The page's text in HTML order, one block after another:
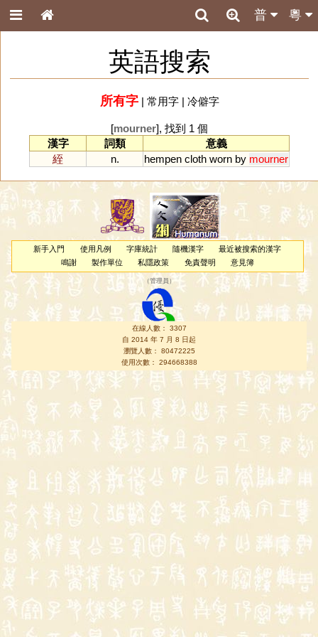
粵
普
英語搜索
所有字| 常用字| 冷僻字
[mourner], 找到 1 個
漢字
詞類
意義
絰
n. hempen cloth worn by mourner
新手入門 使用凡例 字庫統計 隨機漢字
最近被搜索的漢字
鳴謝
製作單位 私隱政策 免責聲明 意見簿
（管理員 ）
在線人數： 3307
自 2014 年 7 月 8 日起
瀏覽人數： 80472225
使用次數： 294668388